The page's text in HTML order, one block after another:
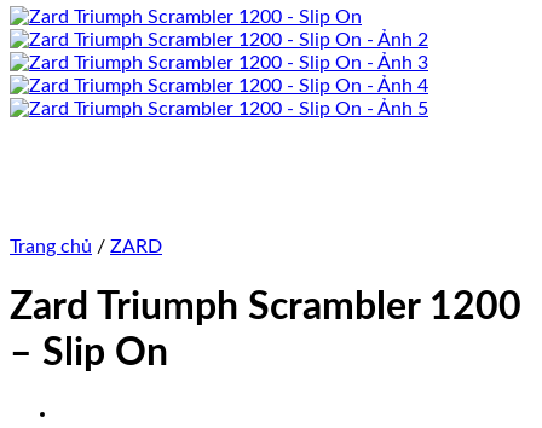
Trang chủ / ZARD
Zard Triumph Scrambler 1200
– Slip On